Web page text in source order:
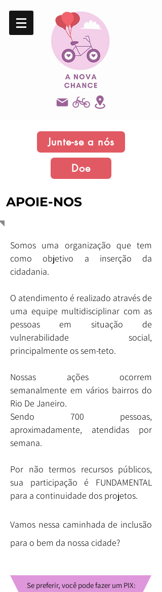
Junte-se a nós
Doe
APOIE-NOS
Somos uma organização que tem
como objetivo a inserção da
cidadania.
O atendimento é realizado através de
uma equipe multidisciplinar com as
pessoas em situação de
vulnerabilidade social,
principalmente os sem-teto.
Nossas ações ocorrem
semanalmente em vários bairros do
Rio De Janeiro.
Sendo 700 pessoas,
aproximadamente, atendidas por
semana.
Por não termos recursos públicos,
sua participação é FUNDAMENTAL
para a continuidade dos projetos.
Vamos nessa caminhada de inclusão
para o bem da nossa cidade?
Se preferir, você pode fazer um PIX: